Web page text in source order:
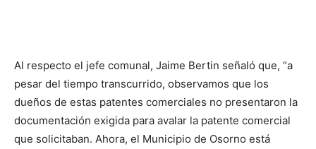
Al respecto el jefe comunal, Jaime Bertin señaló que, “a
pesar del tiempo transcurrido, observamos que los
dueños de estas patentes comerciales no presentaron la
documentación exigida para avalar la patente comercial
que solicitaban. Ahora, el Municipio de Osorno está